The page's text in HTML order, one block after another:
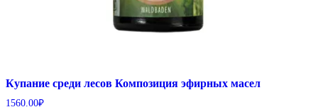
Купание среди лесов Композиция эфирных масел
1560.00₽